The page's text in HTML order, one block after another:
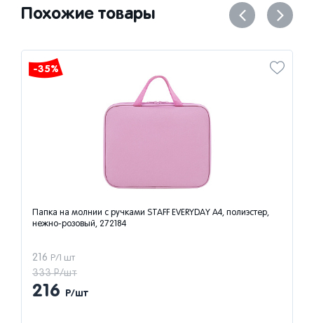
Похожие товары
-35%
Папка на молнии с ручками STAFF EVERYDAY А4, полиэстер,
нежно-розовый, 272184
216 Р/1 шт
333 Р/шт
216 Р/шт